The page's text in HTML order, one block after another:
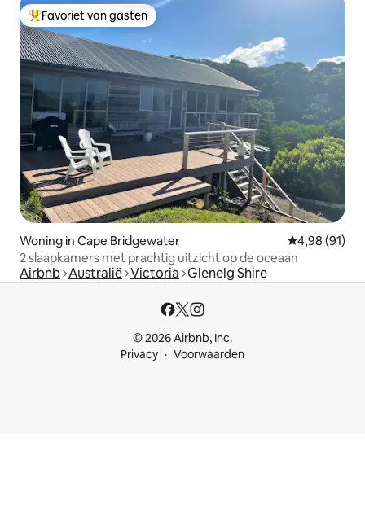
Topfavoriet van gasten
Favoriet van gasten
Woning in Cape Bridgewater Gemiddelde
4,98 (91)
2 slaapkamers met prachtig uitzicht op de oceaan
Airbnb Australië Victoria Glenelg Shire
© 2026 Airbnb, Inc.
Privacy
Voorwaarden